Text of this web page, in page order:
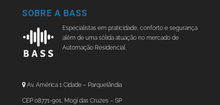
SOBRE A BASS
Especialistas em praticidade, conforto e segurança
além de uma sólida atuação no mercado de
Automação Residencial.
Av. América 1 Cidade – Parquelândia
CEP 08771-901, Mogi das Cruzes – SP